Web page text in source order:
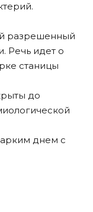
разрешенный
Речь идет о
станицы
до
днем с